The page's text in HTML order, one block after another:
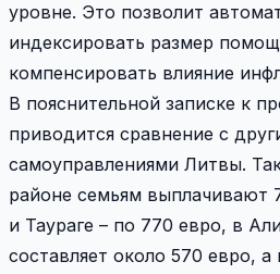
уровне. Это позволит
индексировать размер
компенсировать влияние
В пояснительной записке к
приводится сравнение с
самоуправлениями Литвы.
районе семьям выплачивают
и Таураге – по 770 евро, в
составляет около 570 евро,